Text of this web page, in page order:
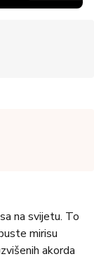
na svijetu. To
mirisu
akorda